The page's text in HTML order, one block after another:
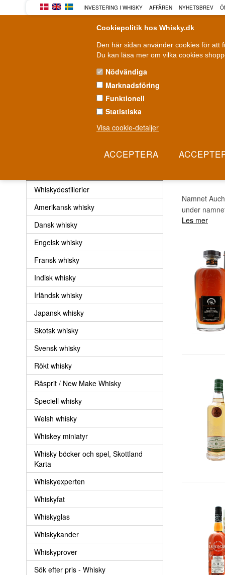
Cookiepolitik hos Whisky.dk
Den här sidan använder cookies för att
Du kan läsa mer om vilka cookies
Nödvändiga
Marknadsföring
Funktionell
Statistiska
Visa cookie-detaljer
INVESTERING I WHISKY AFFÄREN NYHETSBREV
ROM
Whiskydestillerier
Amerikansk whisky
Dansk whisky
Engelsk whisky
Fransk whisky
Indisk whisky
Irländsk whisky
Japansk whisky
Skotsk whisky
Svensk whisky
Rökt whisky
Råsprit / New Make Whisky
Speciell whisky
Welsh whisky
Whiskey miniatyr
Whisky böcker och spel, Skottland
Karta
Whiskyexperten
Whiskyfat
Whiskyglas
Whiskykander
Whiskyprover
Sök efter pris - Whisky
Namnet
under
Les mer